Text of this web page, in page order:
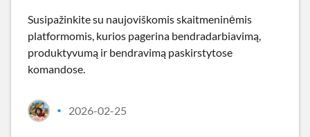
Susipažinkite su naujoviškomis skaitmeninėmis
platformomis, kurios pagerina bendradarbiavimą,
produktyvumą ir bendravimą paskirstytose
komandose.
• 2026-02-25